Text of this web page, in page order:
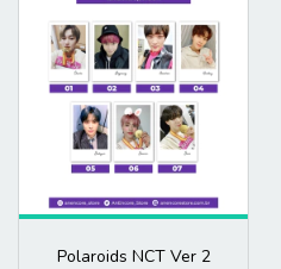
Polaroids NCT Ver 2